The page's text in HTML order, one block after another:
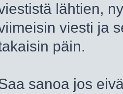
lähtien,
viesti ja
päin.
sanoa jos